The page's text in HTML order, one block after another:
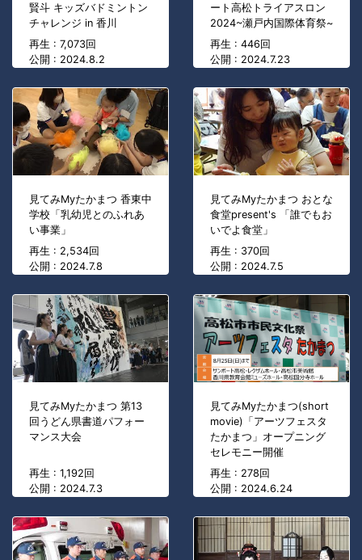
賢斗 キッズバドミントン
チャレンジ in 香川
再生 : 7,073回
公開 : 2024.8.2
ート高松トライアスロン
2024~瀬戸内国際体育祭~
再生 : 446回
公開 : 2024.7.23
見てみMyたかまつ 香東中
学校「乳幼児とのふれあ
い事業」
再生 : 2,534回
公開 : 2024.7.8
見てみMyたかまつ おとな
食堂present's 「誰でもお
いでよ食堂」
再生 : 370回
公開 : 2024.7.5
見てみMyたかまつ 第13
回うどん県書道パフォー
マンス大会
再生 : 1,192回
公開 : 2024.7.3
見てみMyたかまつ(short
movie)「アーツフェスタ
たかまつ」オープニング
セレモニー開催
再生 : 278回
公開 : 2024.6.24